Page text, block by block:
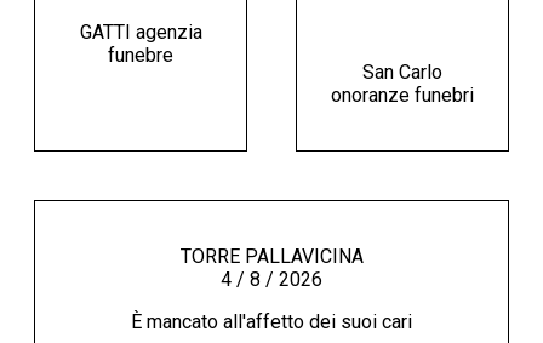
GATTI agenzia
funebre
San Carlo
onoranze funebri
TORRE PALLAVICINA
4 / 8 / 2026
È mancato all'affetto dei suoi cari